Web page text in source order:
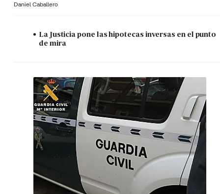
Daniel Caballero
La Justicia pone las hipotecas inversas en el punto
de mira